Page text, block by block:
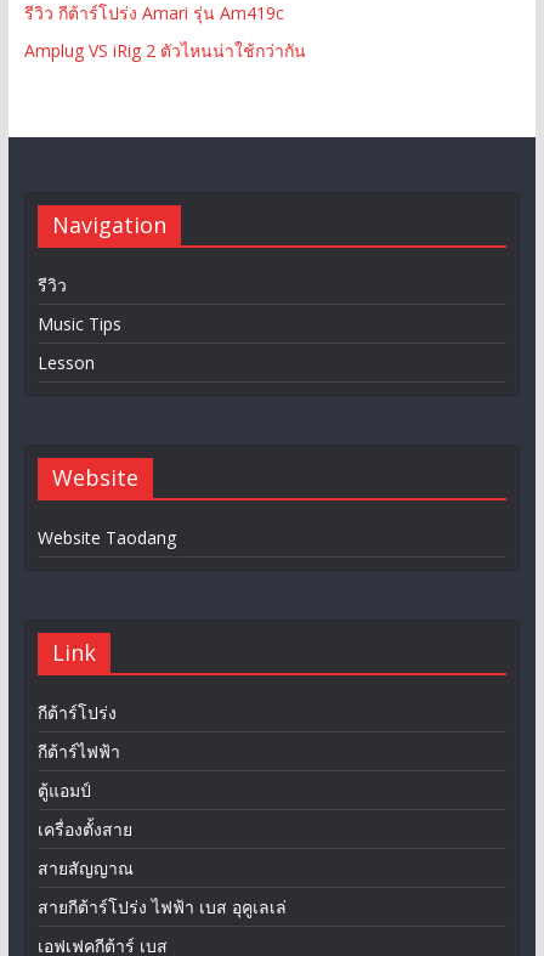
รีวิว กีต้าร์โปร่ง Amari รุ่น Am419c
Amplug VS iRig 2 ตัวไหนน่าใช้กว่ากัน
Navigation
รีวิว
Music Tips
Lesson
Website
Website Taodang
Link
กีต้าร์โปร่ง
กีต้าร์ไฟฟ้า
ตู้แอมป์
เครื่องตั้งสาย
สายสัญญาณ
สายกีต้าร์โปร่ง ไฟฟ้า เบส อุคูเลเล่
เอฟเฟคกีต้าร์ เบส